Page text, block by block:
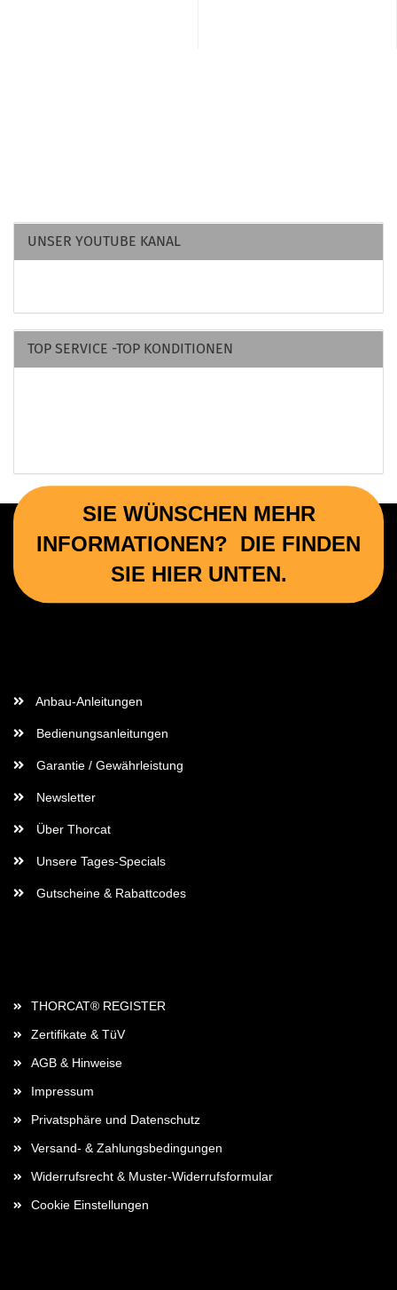
UNSER YOUTUBE KANAL
TOP SERVICE -TOP KONDITIONEN
SIE WÜNSCHEN MEHR
INFORMATIONEN? DIE FINDEN
SIE HIER UNTEN.
Anbau-Anleitungen
Bedienungsanleitungen
Garantie / Gewährleistung
Newsletter
Über Thorcat
Unsere Tages-Specials
Gutscheine & Rabattcodes
THORCAT® REGISTER
Zertifikate & TüV
AGB & Hinweise
Impressum
Privatsphäre und Datenschutz
Versand- & Zahlungsbedingungen
Widerrufsrecht & Muster-Widerrufsformular
Cookie Einstellungen